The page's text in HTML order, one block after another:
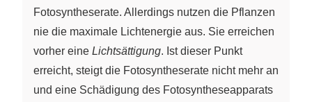
Fotosyntheserate. Allerdings nutzen die Pflanzen
nie die maximale Lichtenergie aus. Sie erreichen
vorher eine Lichtsättigung. Ist dieser Punkt
erreicht, steigt die Fotosyntheserate nicht mehr an
und eine Schädigung des Fotosyntheseapparats